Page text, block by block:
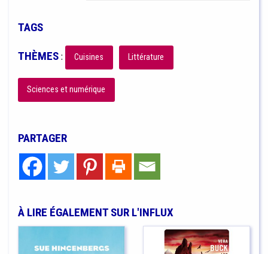
TAGS
THÈMES: Cuisines Littérature
Sciences et numérique
PARTAGER
À LIRE ÉGALEMENT SUR L'INFLUX